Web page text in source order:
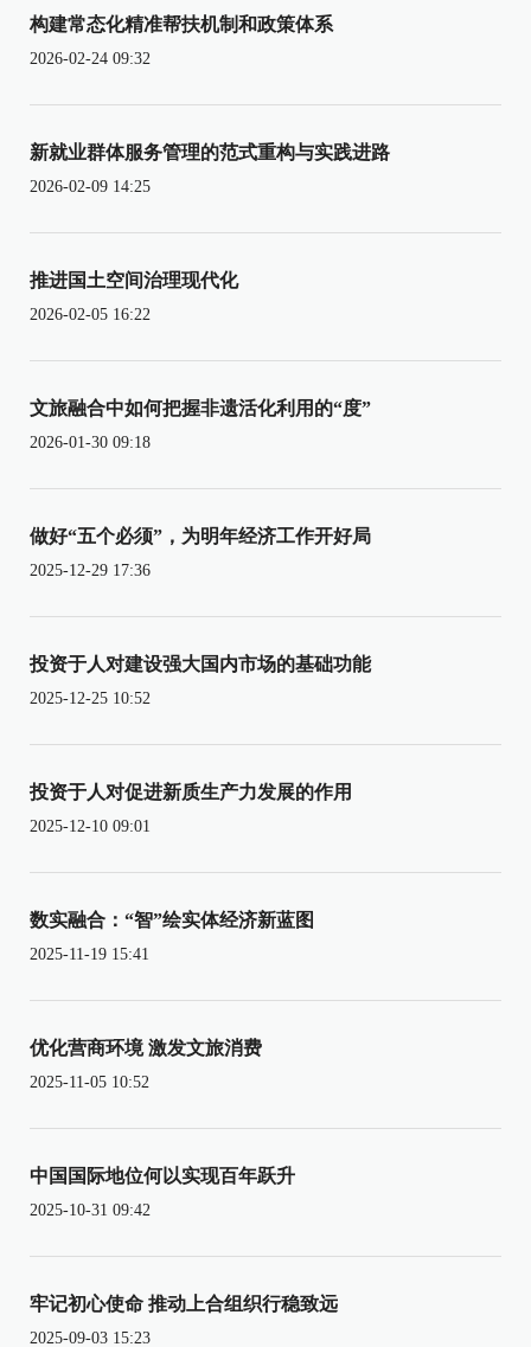
构建常态化精准帮扶机制和政策体系
2026-02-24 09:32
新就业群体服务管理的范式重构与实践进路
2026-02-09 14:25
推进国土空间治理现代化
2026-02-05 16:22
文旅融合中如何把握非遗活化利用的“度”
2026-01-30 09:18
做好“五个必须”，为明年经济工作开好局
2025-12-29 17:36
投资于人对建设强大国内市场的基础功能
2025-12-25 10:52
投资于人对促进新质生产力发展的作用
2025-12-10 09:01
数实融合：“智”绘实体经济新蓝图
2025-11-19 15:41
优化营商环境 激发文旅消费
2025-11-05 10:52
中国国际地位何以实现百年跃升
2025-10-31 09:42
牢记初心使命 推动上合组织行稳致远
2025-09-03 15:23